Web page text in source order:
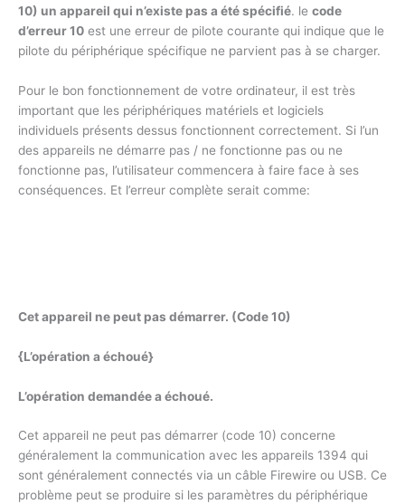
10) un appareil qui n’existe pas a été spécifié. le code
d’erreur 10 est une erreur de pilote courante qui indique que le
pilote du périphérique spécifique ne parvient pas à se charger.
Pour le bon fonctionnement de votre ordinateur, il est très
important que les périphériques matériels et logiciels
individuels présents dessus fonctionnent correctement. Si l’un
des appareils ne démarre pas / ne fonctionne pas ou ne
fonctionne pas, l’utilisateur commencera à faire face à ses
conséquences. Et l’erreur complète serait comme:
Cet appareil ne peut pas démarrer. (Code 10)
{L’opération a échoué}
L’opération demandée a échoué.
Cet appareil ne peut pas démarrer (code 10) concerne
généralement la communication avec les appareils 1394 qui
sont généralement connectés via un câble Firewire ou USB. Ce
problème peut se produire si les paramètres du périphérique